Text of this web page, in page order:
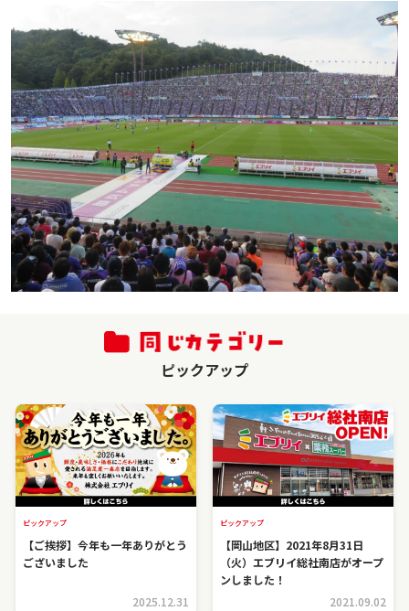
ピックアップ
ピックアップ
【ご挨拶】今年も一年ありがとう
ございました
2025.12.31
ピックアップ
【岡山地区】2021年8月31日
（火）エブリイ総社南店がオープ
ンしました！
2021.09.02